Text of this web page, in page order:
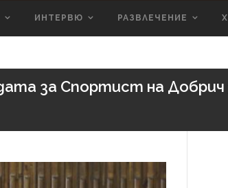
ИНТЕРВЮ РАЗВЛЕЧЕНИЕ
за Спортист на Добрич